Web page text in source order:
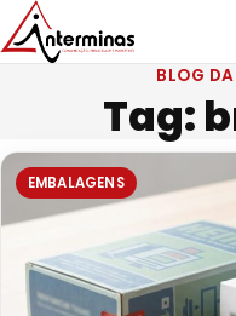
BLOG
Tag:
EMBALAGENS